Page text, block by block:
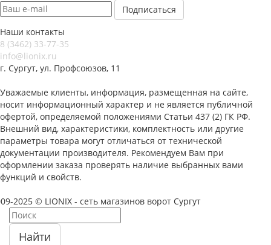
Наши контакты
8 (3462) 33-77-35
info@lionix.ru
г. Сургут, ул. Профсоюзов, 11
Уважаемые клиенты, информация, размещенная на сайте,
носит информационный характер и не является публичной
офертой, определяемой положениями Статьи 437 (2) ГК РФ.
Внешний вид, характеристики, комплектность или другие
параметры товара могут отличаться от технической
документации производителя. Рекомендуем Вам при
оформлении заказа проверять наличие выбранных вами
функций и свойств.
2025 © LIONIX - сеть магазинов ворот Сургут
Найти